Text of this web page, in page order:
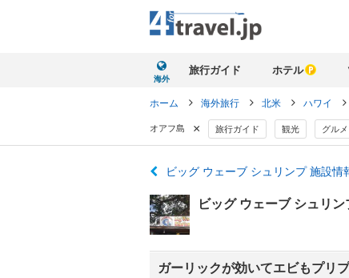
海外
旅行ガイド ホテル
ホーム 海外旅行 北米 ハワイ
オアフ島 × 旅行ガイド 観光 グルメ
ビッグ ウェーブ シュリンプ 施設情
ビッグ ウェーブ シュリン
ガーリックが効いてエビもプリ